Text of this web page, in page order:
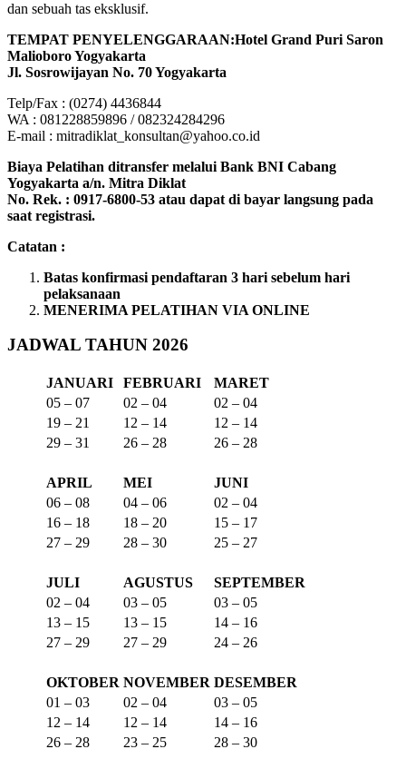
dan sebuah tas eksklusif.
TEMPAT PENYELENGGARAAN:Hotel Grand Puri Saron
Malioboro Yogyakarta
Jl. Sosrowijayan No. 70 Yogyakarta
Telp/Fax : (0274) 4436844
WA : 081228859896 / 082324284296
E-mail : mitradiklat_konsultan@yahoo.co.id
Biaya Pelatihan ditransfer melalui Bank BNI Cabang
Yogyakarta a/n. Mitra Diklat
No. Rek. : 0917-6800-53 atau dapat di bayar langsung pada
saat registrasi.
Catatan :
Batas konfirmasi pendaftaran 3 hari sebelum hari
pelaksanaan
MENERIMA PELATIHAN VIA ONLINE
JADWAL TAHUN 2026
JANUARI FEBRUARI
MARET
05 – 07
02 – 04
02 – 04
19 – 21
12 – 14
12 – 14
29 – 31
26 – 28 26 – 28
APRIL MEI
JUNI
06 – 08
04 – 06
02 – 04
16 – 18
18 – 20
15 – 17
27 – 29
28 – 30 25 – 27
JULI AGUSTUS
SEPTEMBER
02 – 04
03 – 05
03 – 05
13 – 15
13 – 15
14 – 16
27 – 29
27 – 29 24 – 26
OKTOBER NOVEMBER DESEMBER
01 – 03
02 – 04
03 – 05
12 – 14
12 – 14
14 – 16
26 – 28
23 – 25 28 – 30